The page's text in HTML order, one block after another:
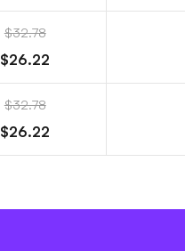
$32.78
$26.22
$32.78
$26.22